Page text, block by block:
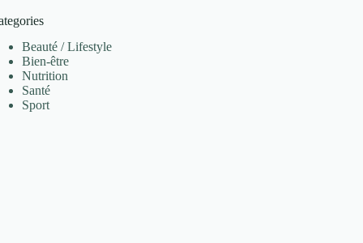
Beauté / Lifestyle
Bien-être
Nutrition
Santé
Sport